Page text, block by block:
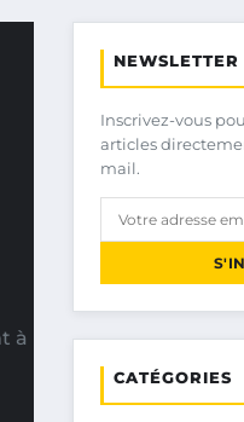
à
NEWSLETTER
Inscrivez-vous
articles
mail.
CATÉGORIES